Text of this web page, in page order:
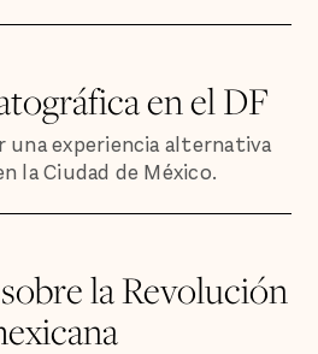
en el DF
una experiencia alternativa
la Ciudad de México.
la Revolución